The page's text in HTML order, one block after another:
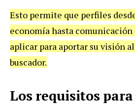
Esto permite que perfiles
economía hasta comunicación
aplicar para aportar su visión
buscador.
Los requisitos